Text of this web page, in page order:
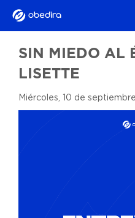
SIN MIEDO AL
LISETTE
Miércoles, 10 de septiembre